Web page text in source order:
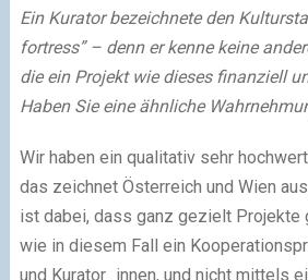
Ein Kurator bezeichnete den
fortress” – denn er kenne keine
die ein Projekt wie dieses finanziell
Haben Sie eine ähnliche
Wir haben ein qualitativ sehr
das zeichnet Österreich und Wien
ist dabei, dass ganz gezielt Projekte
wie in diesem Fall ein
und Kurator_innen, und nicht mittels